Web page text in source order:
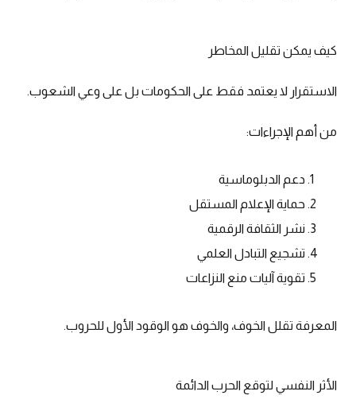
كيف يمكن تقليل المخاطر
الاستقرار لا يعتمد فقط على الحكومات بل على وعي الشعوب.
من أهم الإجراءات:
دعم الدبلوماسية
حماية الإعلام المستقل
نشر الثقافة الرقمية
تشجيع التبادل العلمي
تقوية آليات منع النزاعات
المعرفة تقلل الخوف، والخوف هو الوقود الأول للحروب.
الأثر النفسي لتوقع الحرب الدائمة